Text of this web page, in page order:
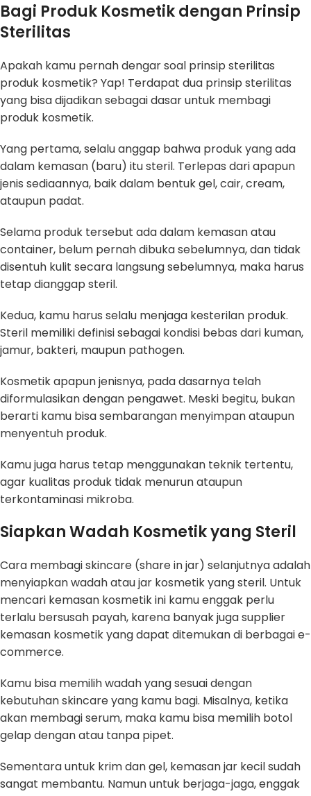
Bagi Produk Kosmetik dengan Prinsip
Sterilitas
Apakah kamu pernah dengar soal prinsip sterilitas
produk kosmetik? Yap! Terdapat dua prinsip sterilitas
yang bisa dijadikan sebagai dasar untuk membagi
produk kosmetik.
Yang pertama, selalu anggap bahwa produk yang ada
dalam kemasan (baru) itu steril. Terlepas dari apapun
jenis sediaannya, baik dalam bentuk gel, cair, cream,
ataupun padat.
Selama produk tersebut ada dalam kemasan atau
container, belum pernah dibuka sebelumnya, dan tidak
disentuh kulit secara langsung sebelumnya, maka harus
tetap dianggap steril.
Kedua, kamu harus selalu menjaga kesterilan produk.
Steril memiliki definisi sebagai kondisi bebas dari kuman,
jamur, bakteri, maupun pathogen.
Kosmetik apapun jenisnya, pada dasarnya telah
diformulasikan dengan pengawet. Meski begitu, bukan
berarti kamu bisa sembarangan menyimpan ataupun
menyentuh produk.
Kamu juga harus tetap menggunakan teknik tertentu,
agar kualitas produk tidak menurun ataupun
terkontaminasi mikroba.
Siapkan Wadah Kosmetik yang Steril
Cara membagi skincare (share in jar) selanjutnya adalah
menyiapkan wadah atau jar kosmetik yang steril. Untuk
mencari kemasan kosmetik ini kamu enggak perlu
terlalu bersusah payah, karena banyak juga supplier
kemasan kosmetik yang dapat ditemukan di berbagai e-
commerce.
Kamu bisa memilih wadah yang sesuai dengan
kebutuhan skincare yang kamu bagi. Misalnya, ketika
akan membagi serum, maka kamu bisa memilih botol
gelap dengan atau tanpa pipet.
Sementara untuk krim dan gel, kemasan jar kecil sudah
sangat membantu. Namun untuk berjaga-jaga, enggak